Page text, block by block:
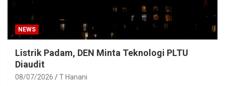
NEWS
Listrik Padam, DEN Minta Teknologi PLTU
Diaudit
08/07/2026 T Hanani